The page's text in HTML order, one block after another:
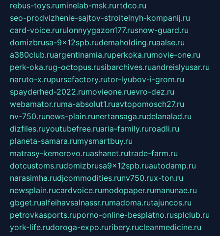
rebus-toys.ruminelab-msk.rurtdco.ru
seo-prodvizhenie-sajtov-stroitelnyh-kompanij.ru
card-voice.rurulonnyygazon177.rusnow-guard.ru
domizbrusa-9x12spb.rudemaholding.ruaalse.ru
a380club.ruargentinamia.ruperkoka.rumovie-one.ru
perk-oka.rug-octopus.rusibarchives.ruandreislyusar.ru
naruto-x.rupursefactory.rutor-lyubov-i-grom.ru
spayderhed-2022.rumovieone.ruevro-dez.ru
webamator.ruma-absolut1.ruavtopomosch27.ru
nv-750.runews-plain.runertansaga.rudelanalad.ru
dizfiles.ruyoutubefree.ruaria-family.ruroadli.ru
planeta-samara.rumysmartbuy.ru
matrasy-kemerovo.ruashanet.rutrade-farm.ru
dotcustoms.rudomizbrusa9x12spb.ruautodamp.ru
narasimha.rudjcommodities.runv750.rux-ton.ru
newsplain.rucardvoice.rumodopaper.rumanunae.ru
gbget.rualfeihavsalnassr.rumadoma.rutajuncos.ru
petrovkasports.ruporno-online-besplatno.rusplclub.ru
york-life.rudoroga-expo.ruribery.rucleanmedicine.ru